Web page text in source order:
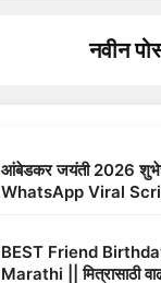
नवीन
आंबेडकर जयंती 2026
WhatsApp Viral
BEST Friend
Marathi || मित्रासाठी